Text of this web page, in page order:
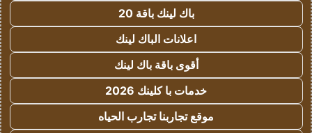
باك لينك باقة 20
اعلانات الباك لينك
أقوى باقة باك لينك
خدمات با كلينك 2026
موقع تجاربنا تجارب الحياه